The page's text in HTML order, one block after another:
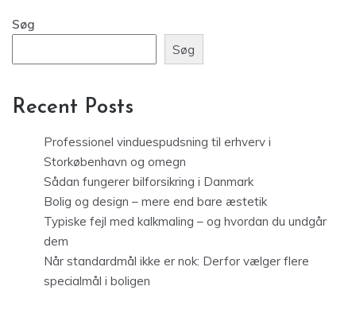
Søg
Søg
Recent Posts
Professionel vinduespudsning til erhverv i
Storkøbenhavn og omegn
Sådan fungerer bilforsikring i Danmark
Bolig og design – mere end bare æstetik
Typiske fejl med kalkmaling – og hvordan du undgår
dem
Når standardmål ikke er nok: Derfor vælger flere
specialmål i boligen